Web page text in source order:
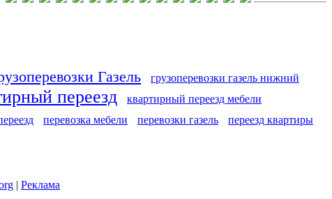
Газель
грузоперевозки газель нижний
переезд квартирный переезд мебели
перевозка мебели перевозки газель переезд квартиры
| Реклама